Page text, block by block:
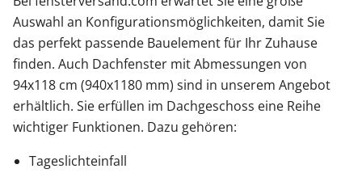
Auswahl an Konfigurationsmöglichkeiten, damit Sie
das perfekt passende Bauelement für Ihr Zuhause
finden. Auch Dachfenster mit Abmessungen von
94x118 cm (940x1180 mm) sind in unserem Angebot
erhältlich. Sie erfüllen im Dachgeschoss eine Reihe
wichtiger Funktionen. Dazu gehören:
Tageslichteinfall